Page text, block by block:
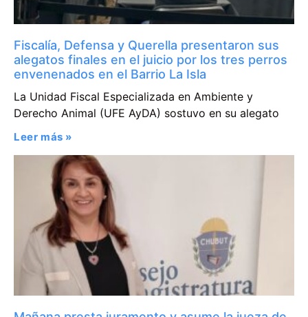
Fiscalía, Defensa y Querella presentaron sus
alegatos finales en el juicio por los tres perros
envenenados en el Barrio La Isla
La Unidad Fiscal Especializada en Ambiente y
Derecho Animal (UFE AyDA) sostuvo en su alegato
Leer más »